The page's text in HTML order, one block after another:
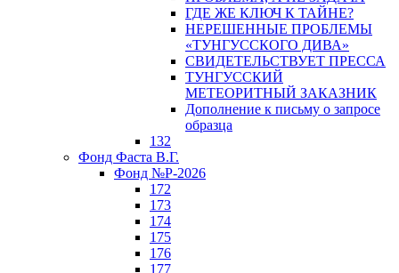
ГДЕ ЖЕ КЛЮЧ К ТАЙНЕ?
НЕРЕШЕННЫЕ ПРОБЛЕМЫ
«ТУНГУССКОГО ДИВА»
СВИДЕТЕЛЬСТВУЕТ ПРЕССА
ТУНГУССКИЙ
МЕТЕОРИТНЫЙ ЗАКАЗНИК
Дополнение к письму о запросе
образца
132
Фонд Фаста В.Г.
Фонд №Р-2026
172
173
174
175
176
177